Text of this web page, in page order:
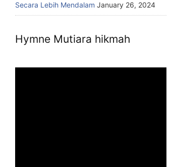
Secara Lebih Mendalam January 26, 2024
Hymne Mutiara hikmah